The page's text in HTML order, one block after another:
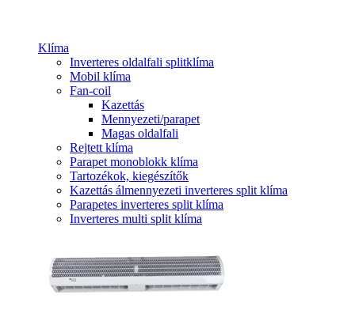
Klíma
Inverteres oldalfali splitklíma
Mobil klíma
Fan-coil
Kazettás
Mennyezeti/parapet
Magas oldalfali
Rejtett klíma
Parapet monoblokk klíma
Tartozékok, kiegészítők
Kazettás álmennyezeti inverteres split klíma
Parapetes inverteres split klíma
Inverteres multi split klíma